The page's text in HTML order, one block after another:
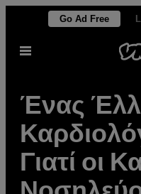
Μετάβαση
περιεχόμενο
Go Ad Free
Ανοίξτε
Ένας
Γιατί οι